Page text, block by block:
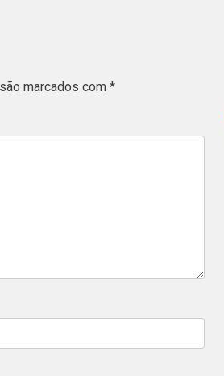
marcados com *